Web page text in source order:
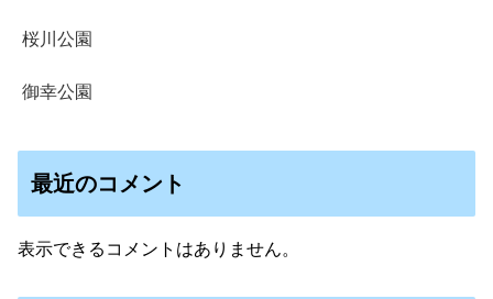
桜川公園
御幸公園
最近のコメント
表示できるコメントはありません。